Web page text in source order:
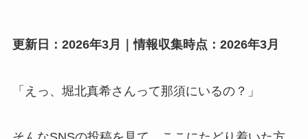
更新日：2026年3月｜情報収集時点：2026年3月
「えっ、堀北真希さんって那須にいるの？」